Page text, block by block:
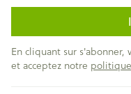
En cliquant sur s'abonner,
et acceptez notre